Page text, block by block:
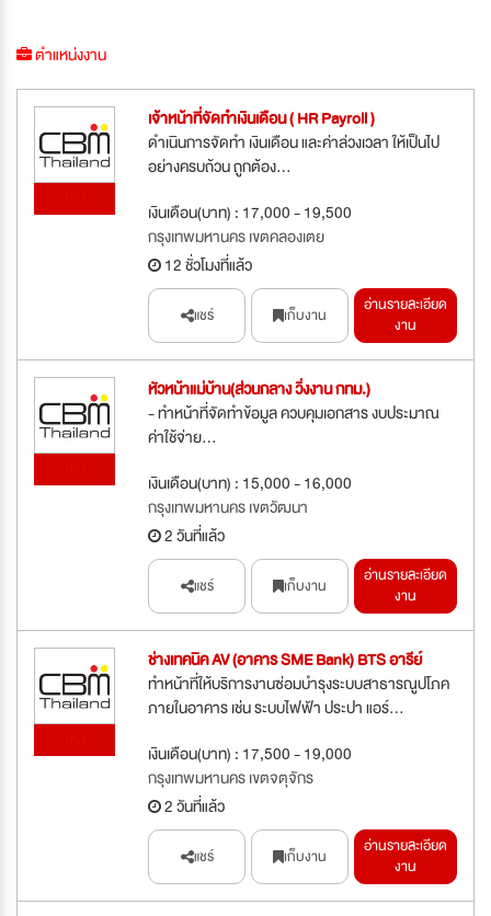
ตำแหน่งงาน
เจ้าหน้าที่จัดทำเงินเดือน ( HR Payroll )
ดำเนินการจัดทำ เงินเดือน และค่าล่วงเวลา ให้เป็นไป
อย่างครบถ้วน ถูกต้อง...
เงินเดือน(บาท) : 17,000 - 19,500
กรุงเทพมหานคร เขตคลองเตย
12 ชั่วโมงที่แล้ว
แชร์ เก็บงาน
อ่านรายละเอียด
งาน
หัวหน้าแม่บ้าน(ส่วนกลาง วิ่งงาน กทม.)
- ทำหน้าที่จัดทำข้อมูล ควบคุมเอกสาร งบประมาณ
ค่าใช้จ่าย...
เงินเดือน(บาท) : 15,000 - 16,000
กรุงเทพมหานคร เขตวัฒนา
2 วันที่แล้ว
แชร์ เก็บงาน
อ่านรายละเอียด
งาน
ช่างเทคนิค AV (อาคาร SME Bank) BTS อารีย์
ทำหน้าที่ให้บริการงานซ่อมบำรุงระบบสาธารณูปโภค
ภายในอาคาร เช่น ระบบไฟฟ้า ประปา แอร์...
เงินเดือน(บาท) : 17,500 - 19,000
กรุงเทพมหานคร เขตจตุจักร
2 วันที่แล้ว
แชร์ เก็บงาน
อ่านรายละเอียด
งาน